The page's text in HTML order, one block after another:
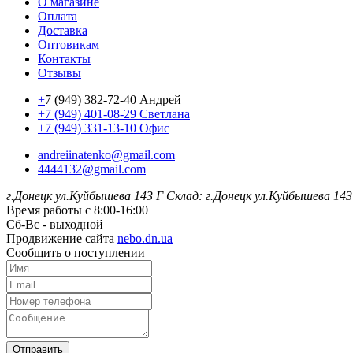
Оплата
Доставка
Оптовикам
Контакты
Отзывы
+7 (949) 382-72-40 Андрей
+7 (949) 401-08-29 Светлана
+7 (949) 331-13-10 Офис
andreiinatenko@gmail.com
4444132@gmail.com
г.Донецк ул.Куйбышева 143 Г Склад: г.Донецк ул.Куйбышева
Время работы с 8:00-16:00
Сб-Вс - выходной
Продвижение сайта nebo.dn.ua
Сообщить о поступлении
Отправить